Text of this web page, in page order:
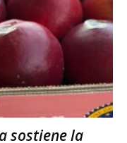
sostiene la